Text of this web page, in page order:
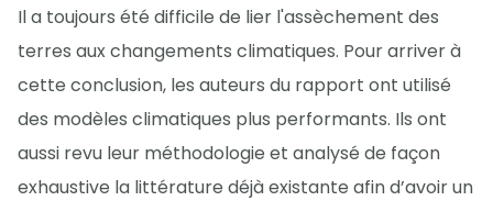
Il a toujours été difficile de lier l'assèchement des
terres aux changements climatiques. Pour arriver à
cette conclusion, les auteurs du rapport ont utilisé
des modèles climatiques plus performants. Ils ont
aussi revu leur méthodologie et analysé de façon
exhaustive la littérature déjà existante afin d’avoir un